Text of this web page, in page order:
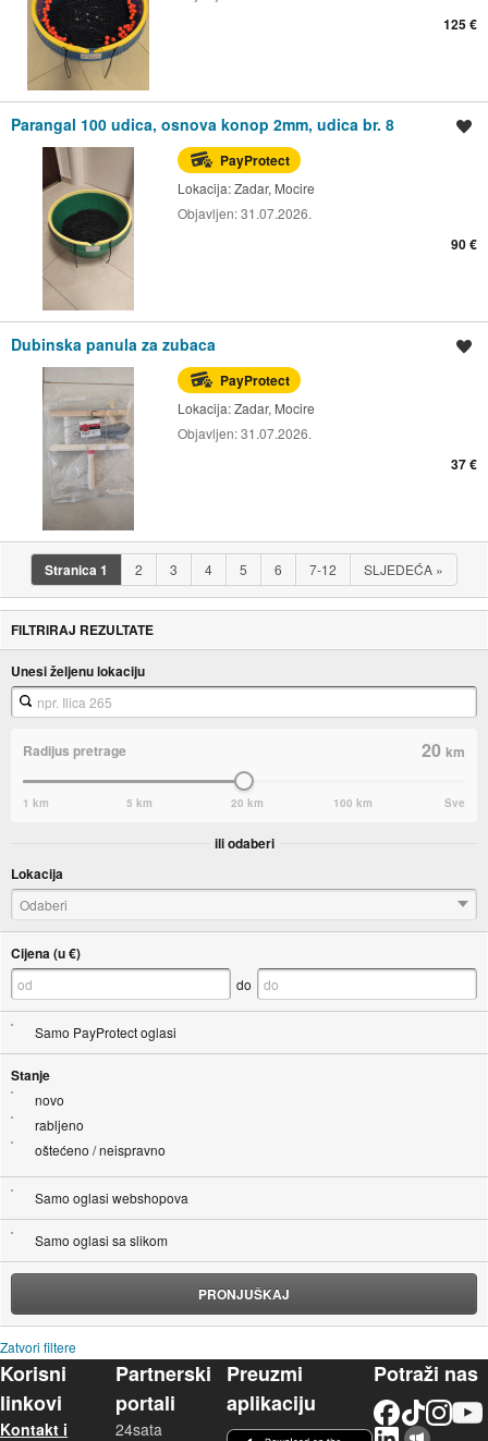
125 €
Parangal 100 udica, osnova konop 2mm, udica br. 8
PayProtect
Lokacija:Zadar, Mocire
Objavljen:31.07.2026.
90 €
Dubinska panula za zubaca
PayProtect
Lokacija:Zadar, Mocire
Objavljen:31.07.2026.
37 €
Stranica1 2 3 4 5 6 7-12 SLJEDEĆA »
FILTRIRAJ REZULTATE
Unesi željenu lokaciju
Radijus pretrage 20km
1 km 5 km 20 km 100 km Sve
ili odaberi
Lokacija
Odaberi
Cijena (u €)
do
Samo PayProtect oglasi
Stanje
novo
rabljeno
oštećeno / neispravno
Samo oglasi webshopova
Samo oglasi sa slikom
PRONJUŠKAJ
Zatvori filtere
Korisni
linkovi
Kontakt i
Partnerski
portali
24sata
Preuzmi
aplikaciju
Potraži nas